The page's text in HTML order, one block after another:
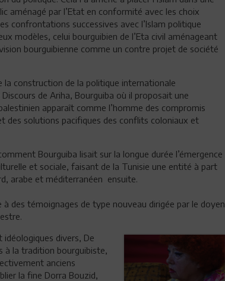
aménagé par l’Etat en conformité avec les choix
confrontations successives avec l’Islam politique
modèles, celui bourguibien de l’Eta civil aménageant
bourguibienne comme un contre projet de société
la construction de la politique internationale
de Ariha, Bourguiba où il proposait une
apparaît comme l’homme des compromis
des solutions pacifiques des conflits coloniaux et
Bourguiba lisait sur la longue durée l’émergence
et sociale, faisant de la Tunisie une entité à part
arabe et méditerranéen ensuite.
des témoignages de type nouveau dirigée par le doyen
divers, De
à la tradition bourguibiste,
anciens
la fine Dorra Bouzid,